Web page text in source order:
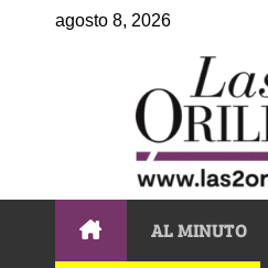
agosto 8, 2026
AL MINUTO